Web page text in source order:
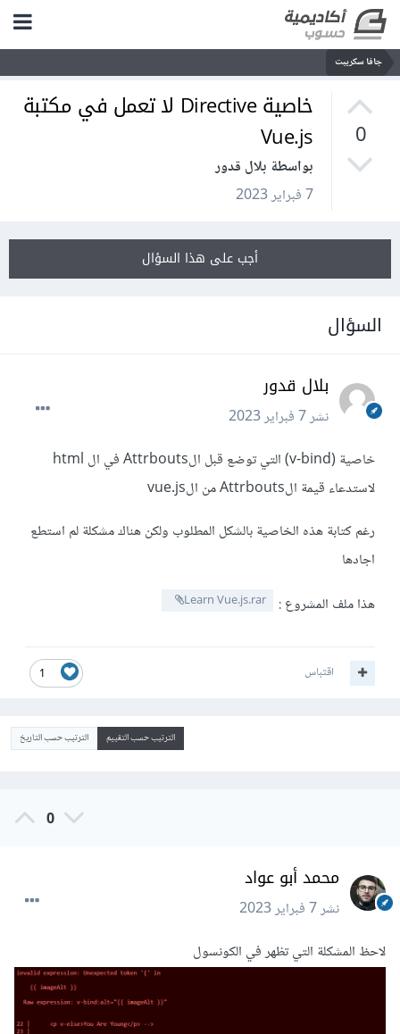
جافا سكريبت
0
خاصية Directive لا تعمل في مكتبة
Vue.js
بواسطة بلال قدور
7 فبراير 2023
أجب على هذا السؤال
السؤال
بلال قدور
نشر7 فبراير 2023
خاصية (v-bind) التي توضع قبل الAttrbouts في ال html
لاستدعاء قيمة الAttrbouts من الvue.js
رغم كتابة هذه الخاصية بالشكل المطلوب ولكن هناك مشكلة لم استطع
اجادها
هذا ملف المشروع:
Learn Vue.js.rar
1 اقتباس
الترتيب حسب التقييم الترتيب حسب التاريخ
0
محمد أبو عواد
نشر7 فبراير 2023
لاحظ المشكلة التي تظهر في الكونسول